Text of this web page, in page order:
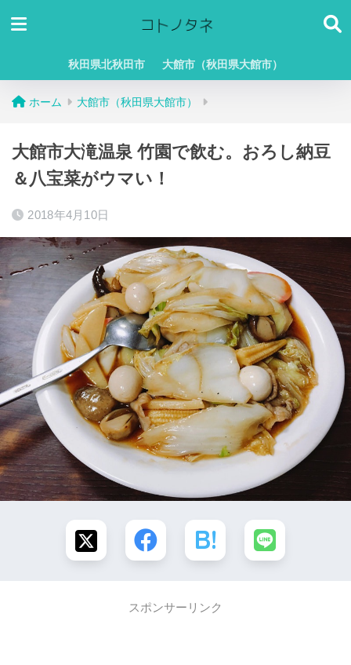
秋田県北秋田市 大館市（秋田県大館市）
ホーム 大館市（秋田県大館市）
大館市大滝温泉 竹園で飲む。おろし納豆
＆八宝菜がウマい！
2018年4月10日
スポンサーリンク